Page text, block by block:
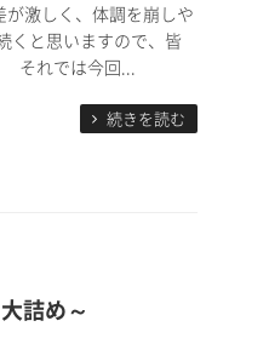
激しく、体調を崩しや
くと思いますので、皆
それでは今回...
続きを読む
詰め～